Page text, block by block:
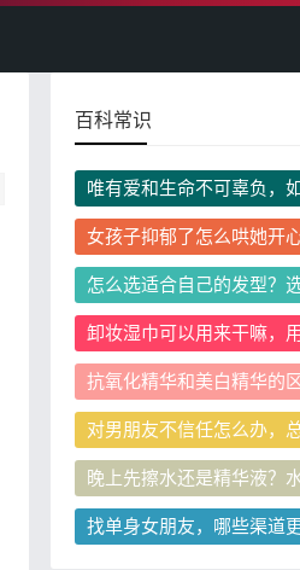
百科常识
唯有爱和生命不可辜负，
行这一生活态度？
女孩子抑郁了怎么哄她开
郁情绪发作时说什么做什
解
怎么选适合自己的发型？
自己的发型需要参考身高
卸妆湿巾可以用来干嘛，
卸妆湿巾可以二次利用做
抗氧化精华和美白精华的
什么，二者可以一起叠加
对男朋友不信任怎么办，
男朋友不信任是我的问题
晚上先擦水还是精华液？
华需要间隔多久涂？
找单身女朋友，哪些渠道